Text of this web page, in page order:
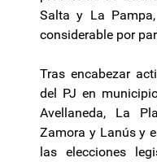
Salta y La
considerable por
Tras encabezar
del PJ en
Avellaneda, La
Zamora y Lanús y
las elecciones